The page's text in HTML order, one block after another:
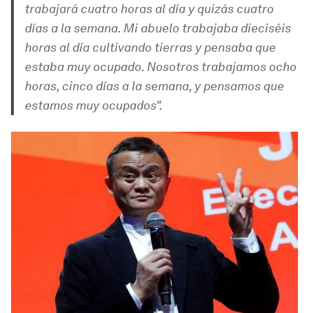
trabajará cuatro horas al día y quizás cuatro
días a la semana. Mi abuelo trabajaba dieciséis
horas al día cultivando tierras y pensaba que
estaba muy ocupado. Nosotros trabajamos ocho
horas, cinco días a la semana, y pensamos que
estamos muy ocupados".